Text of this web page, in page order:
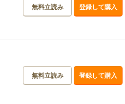
無料立読み 登録して購入
無料立読み 登録して購入